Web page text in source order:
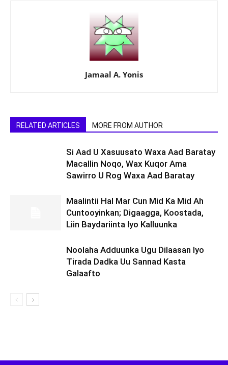
Jamaal A. Yonis
RELATED ARTICLES MORE FROM AUTHOR
Si Aad U Xasuusato Waxa Aad Baratay
Macallin Noqo, Wax Kuqor Ama
Sawirro U Rog Waxa Aad Baratay
Maalintii Hal Mar Cun Mid Ka Mid Ah
Cuntooyinkan; Digaagga, Koostada,
Liin Baydariinta Iyo Kalluunka
Noolaha Adduunka Ugu Dilaasan Iyo
Tirada Dadka Uu Sannad Kasta
Galaafto